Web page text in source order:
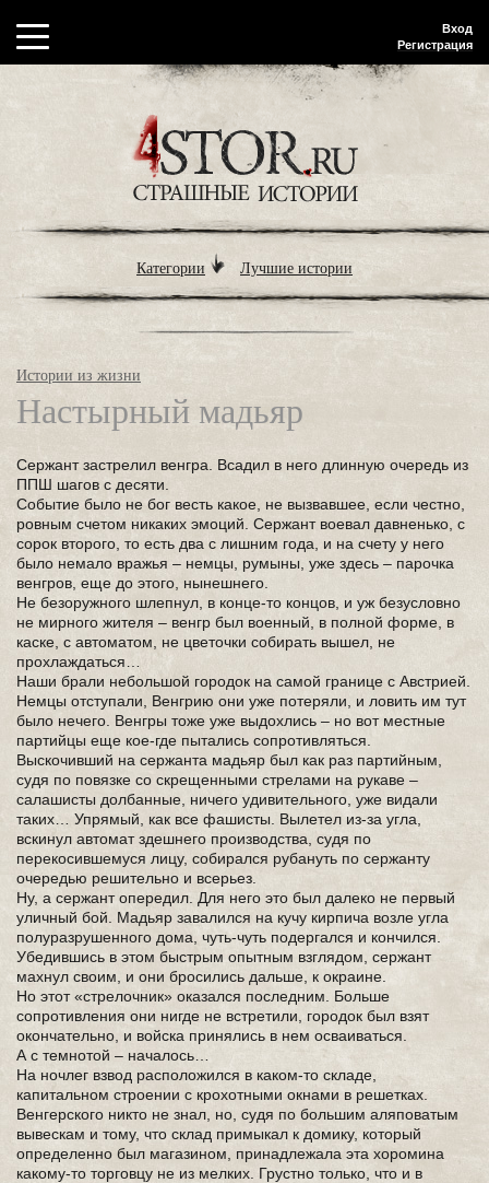
Вход
Регистрация
Категории Лучшие истории
Истории из жизни
Настырный мадьяр
Сержант застрелил венгра. Всадил в него длинную очередь из
ППШ шагов с десяти.
Событие было не бог весть какое, не вызвавшее, если честно,
ровным счетом никаких эмоций. Сержант воевал давненько, с
сорок второго, то есть два с лишним года, и на счету у него
было немало вражья – немцы, румыны, уже здесь – парочка
венгров, еще до этого, нынешнего.
Не безоружного шлепнул, в конце-то концов, и уж безусловно
не мирного жителя – венгр был военный, в полной форме, в
каске, с автоматом, не цветочки собирать вышел, не
прохлаждаться…
Наши брали небольшой городок на самой границе с Австрией.
Немцы отступали, Венгрию они уже потеряли, и ловить им тут
было нечего. Венгры тоже уже выдохлись – но вот местные
партийцы еще кое-где пытались сопротивляться.
Выскочивший на сержанта мадьяр был как раз партийным,
судя по повязке со скрещенными стрелами на рукаве –
салашисты долбанные, ничего удивительного, уже видали
таких… Упрямый, как все фашисты. Вылетел из-за угла,
вскинул автомат здешнего производства, судя по
перекосившемуся лицу, собирался рубануть по сержанту
очередью решительно и всерьез.
Ну, а сержант опередил. Для него это был далеко не первый
уличный бой. Мадьяр завалился на кучу кирпича возле угла
полуразрушенного дома, чуть-чуть подергался и кончился.
Убедившись в этом быстрым опытным взглядом, сержант
махнул своим, и они бросились дальше, к окраине.
Но этот «стрелочник» оказался последним. Больше
сопротивления они нигде не встретили, городок был взят
окончательно, и войска принялись в нем осваиваться.
А с темнотой – началось…
На ночлег взвод расположился в каком-то складе,
капитальном строении с крохотными окнами в решетках.
Венгерского никто не знал, но, судя по большим аляповатым
вывескам и тому, что склад примыкал к домику, который
определенно был магазином, принадлежала эта хоромина
какому-то торговцу не из мелких. Грустно только, что и в